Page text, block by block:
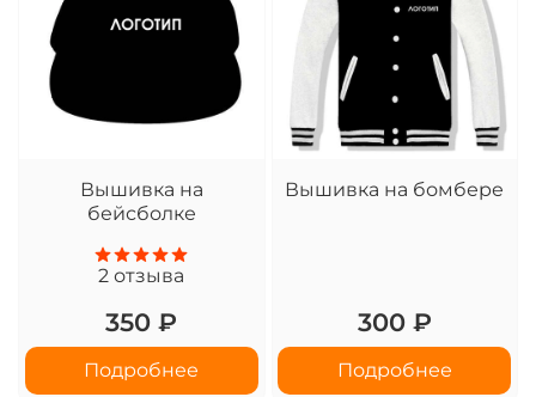
Вышивка на
бейсболке
2 отзыва
350 ₽
Подробнее
Вышивка на бомбере
300 ₽
Подробнее